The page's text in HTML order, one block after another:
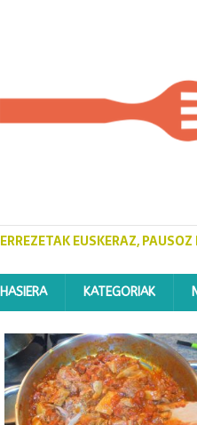
ERREZETAK EUSKERAZ, PAUSOZ
HASIERA KATEGORIAK